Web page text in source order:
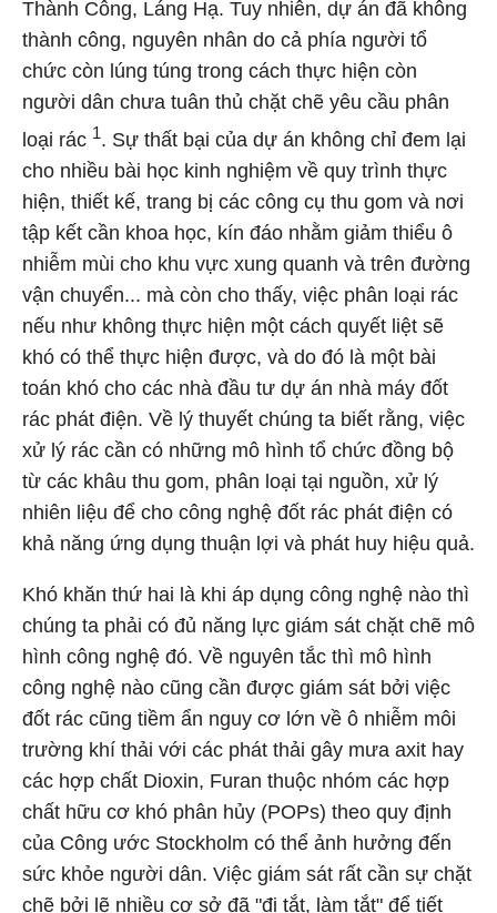
Thành Công, Láng Hạ. Tuy nhiên, dự án đã không
thành công, nguyên nhân do cả phía người tổ
chức còn lúng túng trong cách thực hiện còn
người dân chưa tuân thủ chặt chẽ yêu cầu phân
loại rác 1. Sự thất bại của dự án không chỉ đem lại
cho nhiều bài học kinh nghiệm về quy trình thực
hiện, thiết kế, trang bị các công cụ thu gom và nơi
tập kết cần khoa học, kín đáo nhằm giảm thiểu ô
nhiễm mùi cho khu vực xung quanh và trên đường
vận chuyển... mà còn cho thấy, việc phân loại rác
nếu như không thực hiện một cách quyết liệt sẽ
khó có thể thực hiện được, và do đó là một bài
toán khó cho các nhà đầu tư dự án nhà máy đốt
rác phát điện. Về lý thuyết chúng ta biết rằng, việc
xử lý rác cần có những mô hình tổ chức đồng bộ
từ các khâu thu gom, phân loại tại nguồn, xử lý
nhiên liệu để cho công nghệ đốt rác phát điện có
khả năng ứng dụng thuận lợi và phát huy hiệu quả.
Khó khăn thứ hai là khi áp dụng công nghệ nào thì
chúng ta phải có đủ năng lực giám sát chặt chẽ mô
hình công nghệ đó. Về nguyên tắc thì mô hình
công nghệ nào cũng cần được giám sát bởi việc
đốt rác cũng tiềm ẩn nguy cơ lớn về ô nhiễm môi
trường khí thải với các phát thải gây mưa axit hay
các hợp chất Dioxin, Furan thuộc nhóm các hợp
chất hữu cơ khó phân hủy (POPs) theo quy định
của Công ước Stockholm có thể ảnh hưởng đến
sức khỏe người dân. Việc giám sát rất cần sự chặt
chẽ bởi lẽ nhiều cơ sở đã "đi tắt, làm tắt" để tiết